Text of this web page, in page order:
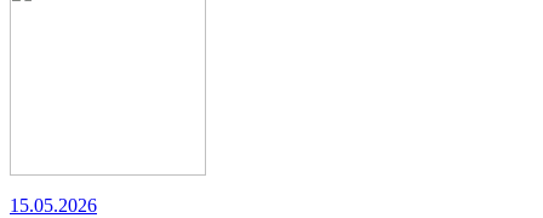
15.05.2026